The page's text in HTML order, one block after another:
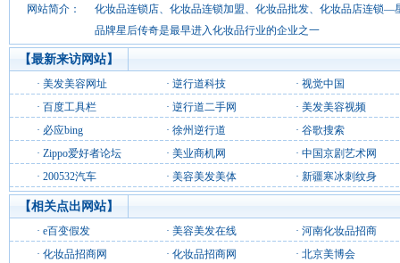
网站简介：
化妆品连锁店、化妆品连锁加盟、化妆品批发、化妆品店连锁
品牌星后传奇是最早进入化妆品行业的企业之一
【最新来访网站】
· 美发美容网址 · 逆行道科技 · 视觉中国
· 百度工具栏 · 逆行道二手网 · 美发美容视频
· 必应bing · 徐州逆行道 · 谷歌搜索
· Zippo爱好者论坛 · 美业商机网 · 中国京剧艺术网
· 200532汽车 · 美容美发美体 · 新疆寒冰刺纹身
【相关点出网站】
· e百变假发 · 美容美发在线 · 河南化妆品招商
· 化妆品招商网 · 化妆品招商网 · 北京美博会